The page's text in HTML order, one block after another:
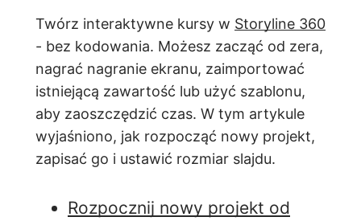
Twórz interaktywne kursy w Storyline 360
- bez kodowania. Możesz zacząć od zera,
nagrać nagranie ekranu, zaimportować
istniejącą zawartość lub użyć szablonu,
aby zaoszczędzić czas. W tym artykule
wyjaśniono, jak rozpocząć nowy projekt,
zapisać go i ustawić rozmiar slajdu.
Rozpocznij nowy projekt od